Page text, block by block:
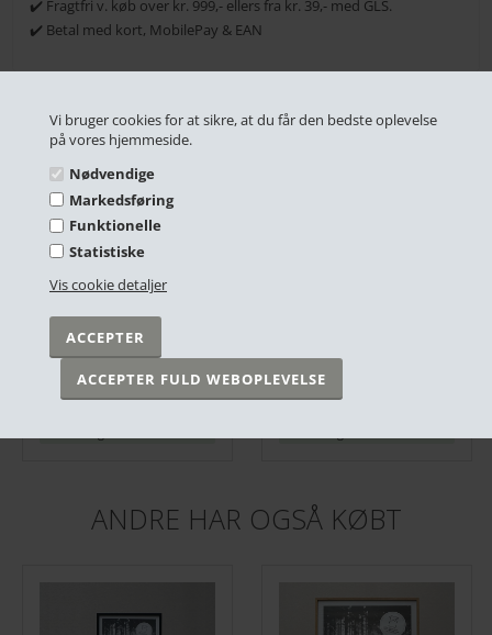
Vi bruger cookies for at sikre, at du får den bedste oplevelse
på vores hjemmeside.
Nødvendige
Markedsføring
Funktionelle
Statistiske
Vis cookie detaljer
✔️ Fragtfri v. køb over kr. 999,- ellers fra kr. 39,- med GLS.
✔️ Betal med kort, MobilePay & EAN
RELATEREDE PRODUKTER
Plakat - Sindsrobønnen V 2.o - Sort/Hvid
DKK 249,00 DKK 299,00
ANDRE HAR OGSÅ KØBT